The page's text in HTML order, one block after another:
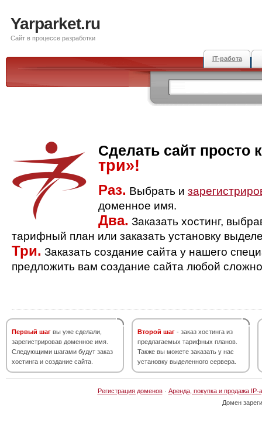
Yarparket.ru
Сайт в процессе разработки
IT-работа
Сделать сайт просто
три»!
Раз. Выбрать и
доменное имя.
Два. Заказать хостинг,
тарифный план или заказать установку
Три. Заказать создание сайта у нашего
предложить вам создание сайта любой
Первый шаг вы уже сделали,
зарегистрировав доменное имя.
Следующими шагами будут заказ
хостинга и создание сайта.
Второй шаг - заказ хостинга из
предлагаемых тарифных планов.
Также вы можете заказать у нас
установку выделенного сервера.
Регистрация доменов· Аренда, покупка и продажа IP-
Домен